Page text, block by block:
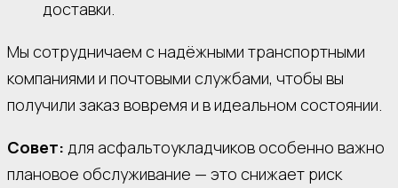
доставки.
Мы сотрудничаем с надёжными транспортными
компаниями и почтовыми службами, чтобы вы
получили заказ вовремя и в идеальном состоянии.
Совет: для асфальтоукладчиков особенно важно
плановое обслуживание — это снижает риск